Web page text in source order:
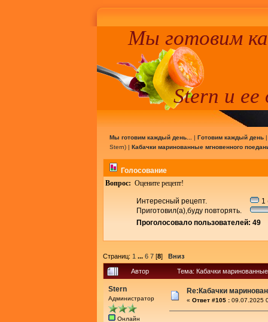
Мы готовим
Stern и ее
Мы готовим каждый день... | Готовим каждый день
Stern) | Кабачки маринованные мгновенного
Голосование
Вопрос: Оцените рецепт!
Интересный рецепт.
1
Приготовил(а),буду повторять.
Проголосовало пользователей: 49
Страниц: 1 ... 6 7 [8] Вниз
Автор Тема: Кабачки
Stern
Администратор
Онлайн
Re:Кабачки
« Ответ #105 : 09.07.2025